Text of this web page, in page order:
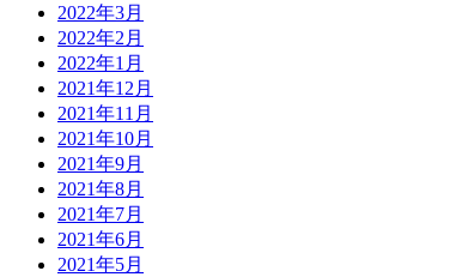
2022年3月
2022年2月
2022年1月
2021年12月
2021年11月
2021年10月
2021年9月
2021年8月
2021年7月
2021年6月
2021年5月